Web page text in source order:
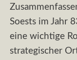
Soests im Jahr
eine wichtige
strategischer